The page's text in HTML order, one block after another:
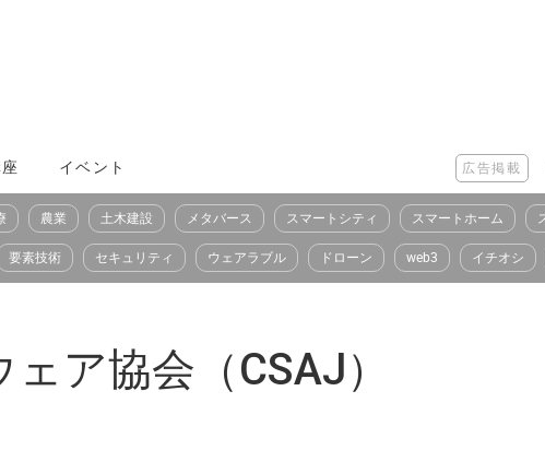
イベント 広告掲載
農業 土木建設 メタバース スマートシティ スマートホーム
要素技術 セキュリティ ウェアラブル ドローン web3 イチオシ
ア協会（CSAJ）